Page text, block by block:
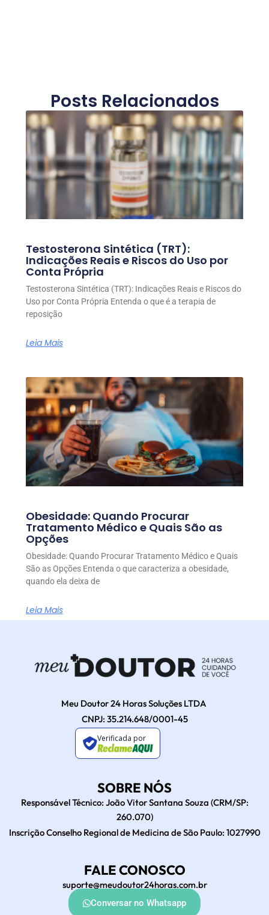
Posts Relacionados
Testosterona Sintética (TRT):
Indicações Reais e Riscos do Uso por
Conta Própria
Testosterona Sintética (TRT): Indicações Reais e Riscos do
Uso por Conta Própria Entenda o que é a terapia de
reposição
Leia Mais
Obesidade: Quando Procurar
Tratamento Médico e Quais São as
Opções
Obesidade: Quando Procurar Tratamento Médico e Quais
São as Opções Entenda o que caracteriza a obesidade,
quando ela deixa de
Leia Mais
Meu Doutor 24 Horas Soluções LTDA
CNPJ: 35.214.648/0001-45
Verificada por
SOBRE NÓS
Responsável Técnico: João Vitor Santana Souza (CRM/SP:
260.070)
Inscrição Conselho Regional de Medicina de São Paulo: 1027990
FALE CONOSCO
suporte@meudoutor24horas.com.br
Conversar no Whatsapp